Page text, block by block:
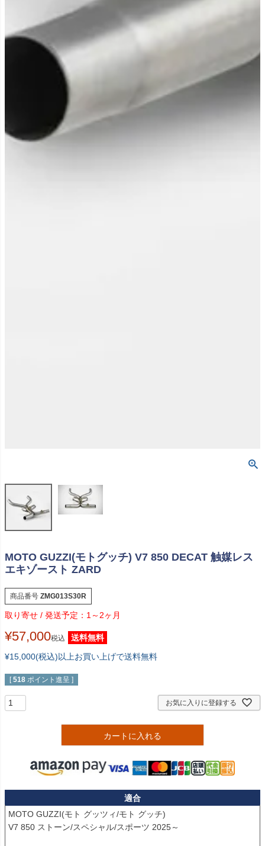
MOTO GUZZI(モトグッチ) V7 850 DECAT 触媒レス
エキゾースト ZARD
商品番号 ZMG013S30R
1～2ヶ月
¥57,000税込
送料無料
¥15,000(税込)以上お買い上げで送料無料
[ 518 ポイント進呈 ]
お気に入りに登録する
カートに入れる
適合
MOTO GUZZI(モト グッツィ/モト グッチ)
V7 850 ストーン/スペシャル/スポーツ 2025～